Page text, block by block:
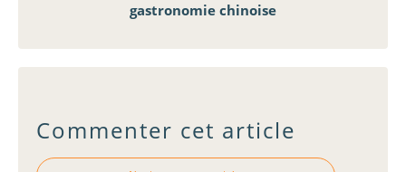
gastronomie chinoise
Commenter cet article